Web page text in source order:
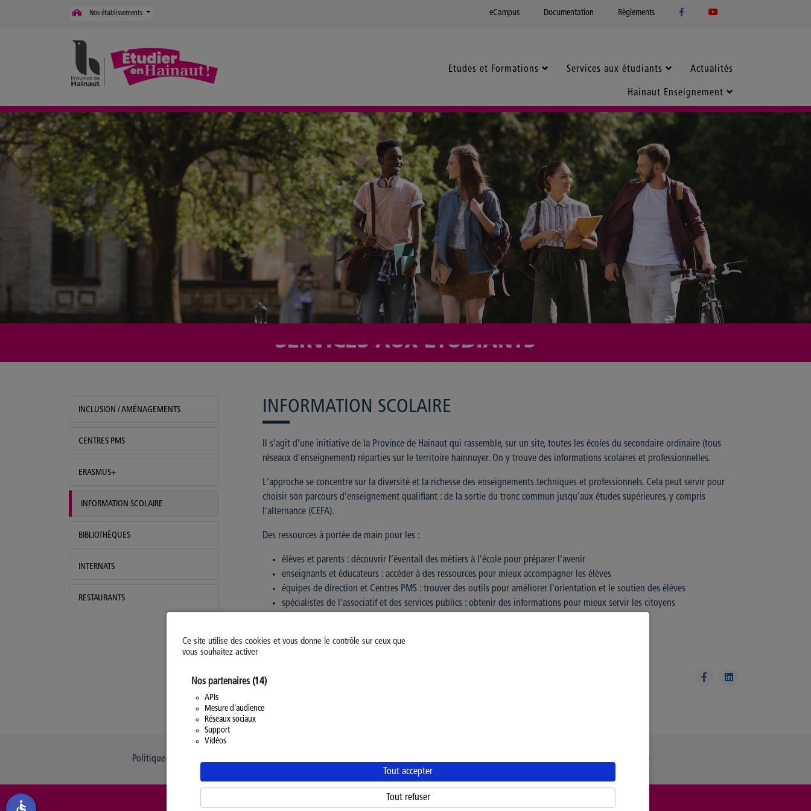
Panneau de gestion des cookies
Ce site utilise des cookies et vous donne le contrôle sur ceux que
vous souhaitez activer
Nos partenaires (14)
APIs
Mesure d'audience
Réseaux sociaux
Support
Vidéos
Tout accepter
Tout refuser
Nos établissements eCampus Documentation Règlements
Etudes et Formations Services aux étudiants Actualités
Hainaut Enseignement
SERVICES AUX ÉTUDIANTS
INCLUSION / AMÉNAGEMENTS
CENTRES PMS
ERASMUS+
INFORMATION SCOLAIRE
BIBLIOTHÈQUES
INTERNATS
RESTAURANTS
INFORMATION SCOLAIRE
Il s’agit d’une initiative de la Province de Hainaut qui rassemble, sur un site, toutes les écoles du secondaire ordinaire (tous
réseaux d'enseignement) réparties sur le territoire hainnuyer. On y trouve des informations scolaires et professionnelles.
L'approche se concentre sur la diversité et la richesse des enseignements techniques et professionnels. Cela peut servir pour
choisir son parcours d'enseignement qualifiant : de la sortie du tronc commun jusqu'aux études supérieures, y compris
l'alternance (CEFA).
Des ressources à portée de main pour les :
élèves et parents : découvrir l’éventail des métiers à l’école pour préparer l’avenir
enseignants et éducateurs : accéder à des ressources pour mieux accompagner les élèves
équipes de direction et Centres PMS : trouver des outils pour améliorer l'orientation et le soutien des élèves
spécialistes de l'associatif et des services publics : obtenir des informations pour mieux servir les citoyens
Politique d’utilisation des Cookies Politique Générale de Confidentialité
accessible